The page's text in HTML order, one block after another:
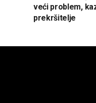
veći problem,
prekršitelje